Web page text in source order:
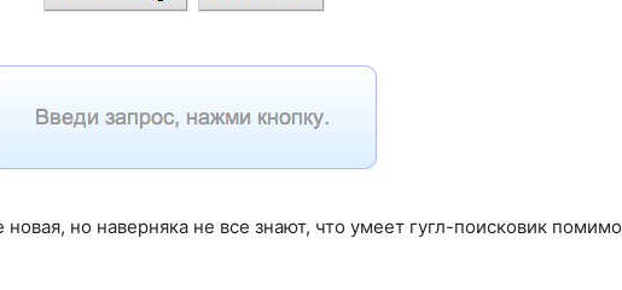
но наверняка не все знают, что умеет гугл-поисковик помимо